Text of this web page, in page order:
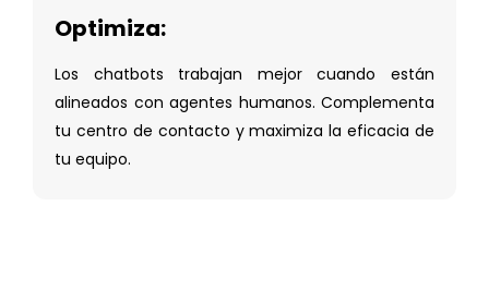
Optimiza:
Los chatbots trabajan mejor cuando están
alineados con agentes humanos. Complementa
tu centro de contacto y maximiza la eficacia de
tu equipo.